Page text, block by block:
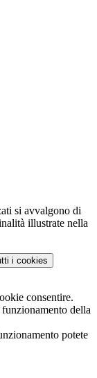
si avvalgono di
illustrate nella
i cookies
consentire.
della
potete